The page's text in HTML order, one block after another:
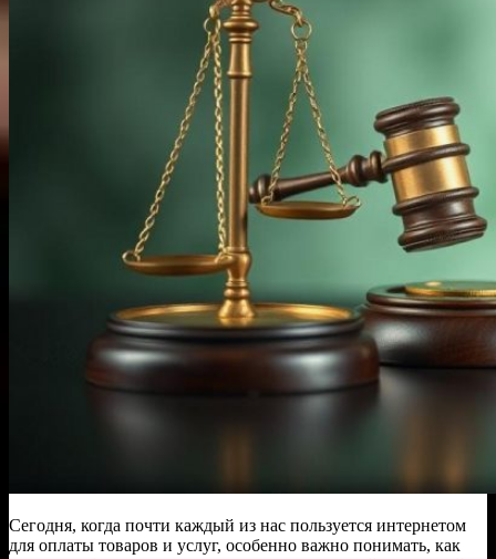
Сегодня, когда почти каждый из нас пользуется интернетом
для оплаты товаров и услуг, особенно важно понимать, как